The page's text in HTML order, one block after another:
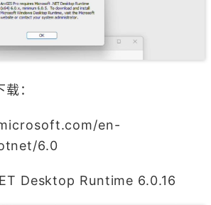
：
en-
6.0
Desktop Runtime 6.0.16